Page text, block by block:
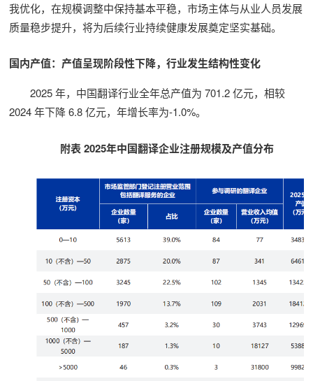
我优化，在规模调整中保持基本平稳，市场主体与从业人员发展
质量稳步提升，将为后续行业持续健康发展奠定坚实基础。
国内产值：产值呈现阶段性下降，行业发生结构性变化
2025 年，中国翻译行业全年总产值为 701.2 亿元，相较
2024 年下降 6.8 亿元，年增长率为-1.0%。
附表 2025年中国翻译企业注册规模及产值分布